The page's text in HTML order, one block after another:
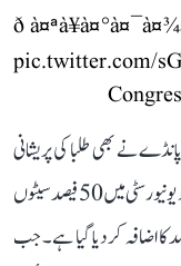
ð
pic.twitter.com/
نے بھی طلبا کی پریشانی
ہزاروں طلبا کے سامنے رکھی۔ انھوں نے کہا کہ ’’الٰہ آباد یونیورسٹی میں 50 فیصد سیٹوں
کی گئی ہے اور فیس میں اچانک سے 400 فیصد کا اضافہ کر دیا گیا ہے۔ جب